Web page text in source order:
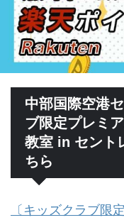
中部国際空港
ブ限定プレミ
教室 in セント
ちら
〔キッズクラブ限